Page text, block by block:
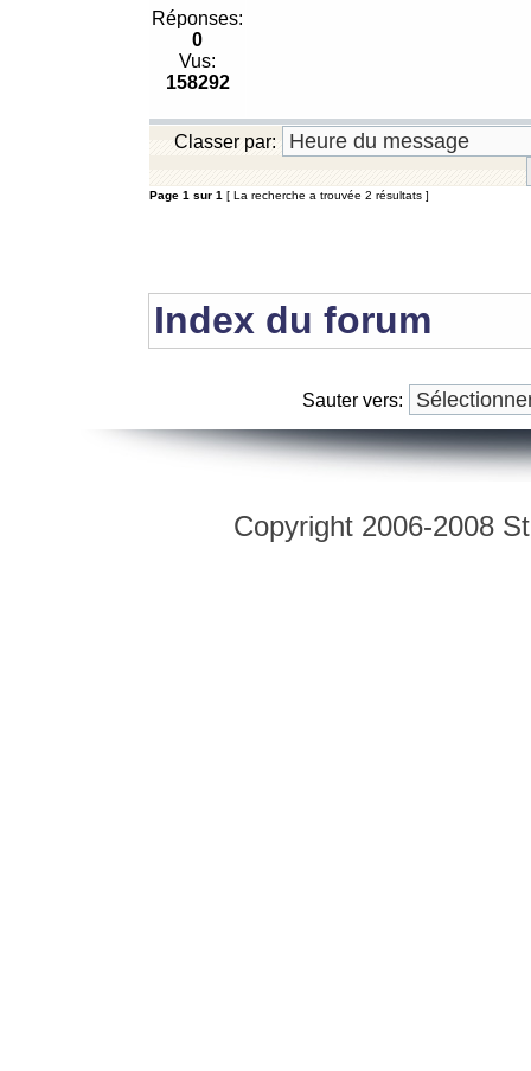
Réponses:
0
Vus:
158292
Classer par:
Page 1 sur 1 [ La recherche a trouvée 2 résultats ]
Index du forum
Sauter vers:
Copyright 2006-2008